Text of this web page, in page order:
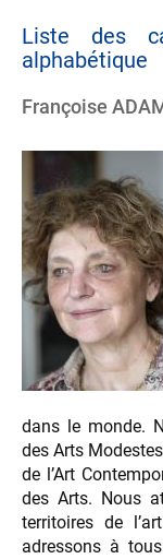
Liste des
alphabétique
Françoise
dans le monde.
des Arts
de l’Art
des Arts. Nous
territoires de
adressons à